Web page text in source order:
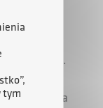
dobrze.
z rejestru
tys. osób, a
tym